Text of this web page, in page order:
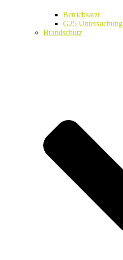
Betriebsarzt
G25 Untersuchung
Brandschutz